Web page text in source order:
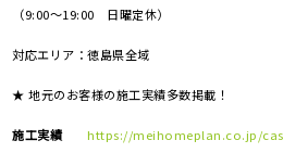
（9:00～19:00 日曜定休）
対応エリア：徳島県全域
★ 地元のお客様の施工実績多数掲載！
施工実績
https://meihomeplan.co.jp/